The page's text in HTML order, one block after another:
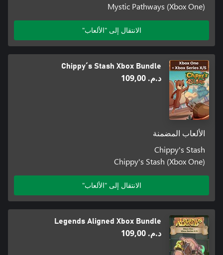
Mystic Pathways (Xbox One)
الانتقال إلى "الألعاب"
Chippy´s Stash Xbox Bundle
د.م.‏ 109,00
الألعاب المضمنة
Chippy's Stash
Chippy's Stash (Xbox One)
الانتقال إلى "الألعاب"
Legends Aligned Xbox Bundle
د.م.‏ 109,00